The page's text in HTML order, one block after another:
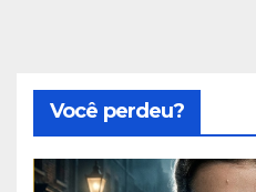
Você perdeu?